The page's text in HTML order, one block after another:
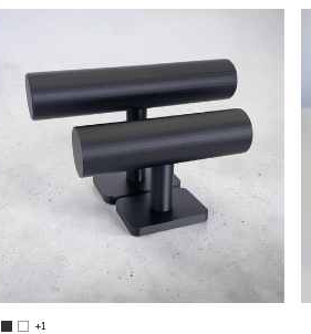
+1